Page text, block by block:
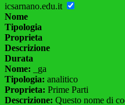
icsarnano.edu.it
Nome
Tipologia
Proprieta
Descrizione
Durata
Nome: _ga
Tipologia: analitico
Proprieta: Prime Parti
Descrizione: Questo nome di